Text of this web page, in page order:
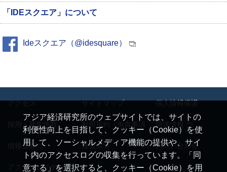
「IDEスクエア」について
Ideスクエア（@idesquare）
アジア経済研究所のウェブサイトでは、サイトの
利便性向上を目指して、クッキー（Cookie）を使
用して、ソーシャルメディア機能の提供や、サイ
ト内のアクセスログの収集を行っています。「同
意する」を選択すると、クッキー（Cookie）を用
アクセス サイトマップ 個人情報保護
採用・募集情報 利用規約・免責事項 調達情報
情報公開 推奨環境 お問い合わせ
アクセシビリティ